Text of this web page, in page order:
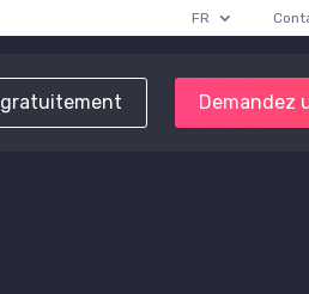
FR
gratuitement Demandez